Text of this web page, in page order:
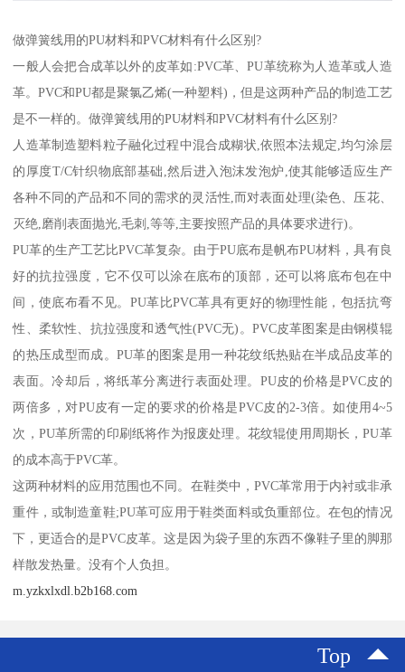
做弹簧线用的PU材料和PVC材料有什么区别?
一般人会把合成革以外的皮革如:PVC革、PU革统称为人造革或人造
革。PVC和PU都是聚氯乙烯(一种塑料)，但是这两种产品的制造工艺
是不一样的。做弹簧线用的PU材料和PVC材料有什么区别?
人造革制造塑料粒子融化过程中混合成糊状,依照本法规定,均匀涂层
的厚度T/C针织物底部基础,然后进入泡沫发泡炉,使其能够适应生产
各种不同的产品和不同的需求的灵活性,而对表面处理(染色、压花、
灭绝,磨削表面抛光,毛刺,等等,主要按照产品的具体要求进行)。
PU革的生产工艺比PVC革复杂。由于PU底布是帆布PU材料，具有良
好的抗拉强度，它不仅可以涂在底布的顶部，还可以将底布包在中
间，使底布看不见。PU革比PVC革具有更好的物理性能，包括抗弯
性、柔软性、抗拉强度和透气性(PVC无)。PVC皮革图案是由钢模辊
的热压成型而成。PU革的图案是用一种花纹纸热贴在半成品皮革的
表面。冷却后，将纸革分离进行表面处理。PU皮的价格是PVC皮的
两倍多，对PU皮有一定的要求的价格是PVC皮的2-3倍。如使用4~5
次，PU革所需的印刷纸将作为报废处理。花纹辊使用周期长，PU革
的成本高于PVC革。
这两种材料的应用范围也不同。在鞋类中，PVC革常用于内衬或非承
重件，或制造童鞋;PU革可应用于鞋类面料或负重部位。在包的情况
下，更适合的是PVC皮革。这是因为袋子里的东西不像鞋子里的脚那
样散发热量。没有个人负担。
m.yzkxlxdl.b2b168.com
Top